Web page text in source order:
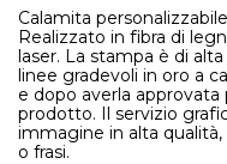
Calamita
Realizzato in fibra di
laser. La stampa è di
linee gradevoli in oro a
e dopo averla
prodotto. Il servizio
immagine in alta
o frasi.